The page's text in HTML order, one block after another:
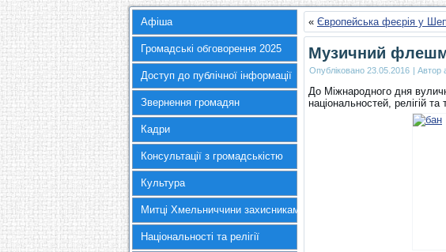
Афіша
Громадські обговорення 2025
Доступ до публічної інформації
Звернення громадян
Кадри
Консультації з громадськістю
Культура
Митці Хмельниччини захисникам України
Національності та релігії
« Європейська феєрія у
Музичний
Опубліковано 23.05.2016 | Автор
До Міжнародного дня
національностей, релігій